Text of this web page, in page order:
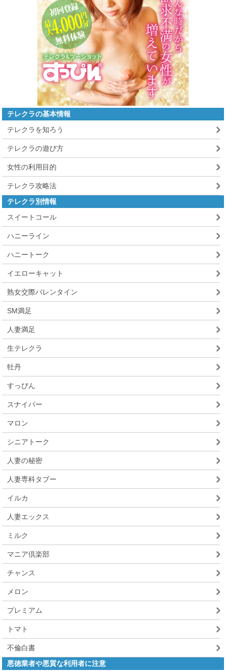
テレクラの基本情報
テレクラを知ろう
テレクラの遊び方
女性の利用目的
テレクラ攻略法
テレクラ別情報
スイートコール
ハニーライン
ハニートーク
イエローキャット
熟女交際バレンタイン
SM満足
人妻満足
生テレクラ
牡丹
すっぴん
スナイパー
マロン
シニアトーク
人妻の秘密
人妻専科タブー
イルカ
人妻エックス
ミルク
マニア倶楽部
チャンス
メロン
プレミアム
トマト
不倫白書
悪徳業者や悪質な利用者に注意